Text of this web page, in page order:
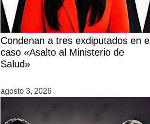
Condenan a tres exdiputados en el
caso «Asalto al Ministerio de
Salud»
agosto 3, 2026